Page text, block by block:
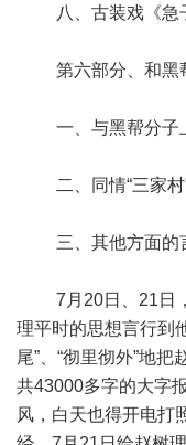
八、古装戏《急
第六部分、和黑帮
一、与黑帮分子
二、同情“三家村
三、其他方面的
7月20日、21日，
理平时的思想言行到
尾”、“彻里彻外”地
共43000多字的大字
风，白天也得开电打